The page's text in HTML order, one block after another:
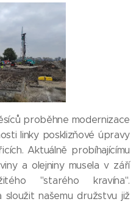
proběhne modernizace
linky posklizňové úpravy
Aktuálně probíhajícímu
a olejniny musela v září
"starého kravína".
sloužit našemu družstvu již